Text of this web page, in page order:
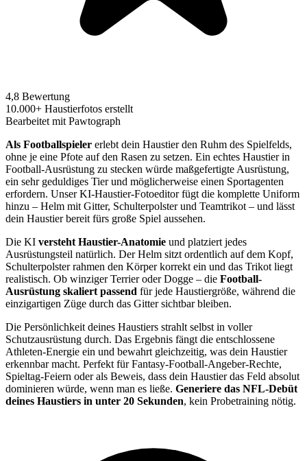
4,8 Bewertung
10.000+ Haustierfotos erstellt
Bearbeitet mit Pawtograph
Als Footballspieler erlebt dein Haustier den Ruhm des Spielfelds,
ohne je eine Pfote auf den Rasen zu setzen. Ein echtes Haustier in
Football-Ausrüstung zu stecken würde maßgefertigte Ausrüstung,
ein sehr geduldiges Tier und möglicherweise einen Sportagenten
erfordern. Unser KI-Haustier-Fotoeditor fügt die komplette Uniform
hinzu – Helm mit Gitter, Schulterpolster und Teamtrikot – und lässt
dein Haustier bereit fürs große Spiel aussehen.
Die KI versteht Haustier-Anatomie und platziert jedes
Ausrüstungsteil natürlich. Der Helm sitzt ordentlich auf dem Kopf,
Schulterpolster rahmen den Körper korrekt ein und das Trikot liegt
realistisch. Ob winziger Terrier oder Dogge – die Football-
Ausrüstung skaliert passend für jede Haustiergröße, während die
einzigartigen Züge durch das Gitter sichtbar bleiben.
Die Persönlichkeit deines Haustiers strahlt selbst in voller
Schutzausrüstung durch. Das Ergebnis fängt die entschlossene
Athleten-Energie ein und bewahrt gleichzeitig, was dein Haustier
erkennbar macht. Perfekt für Fantasy-Football-Angeber-Rechte,
Spieltag-Feiern oder als Beweis, dass dein Haustier das Feld absolut
dominieren würde, wenn man es ließe. Generiere das NFL-Debüt
deines Haustiers in unter 20 Sekunden, kein Probetraining nötig.